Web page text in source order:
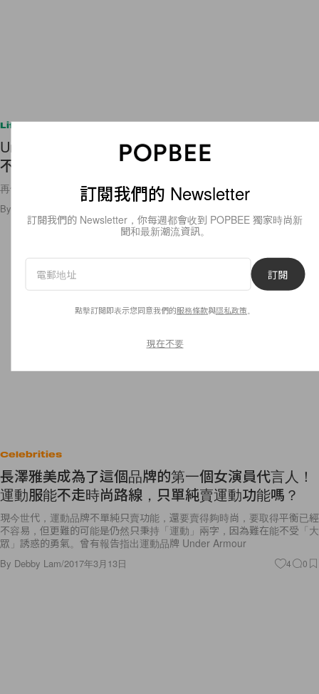
Lifestyle
Under Armour 推出運動專用口罩，以後做運動也
不怕焗壞！
再也沒有放棄運動的原因吧？
By
Celebrities
長澤雅美成為了這個品牌的第一個女演員代言人！
運動服能不走時尚路線，只單純賣運動功能嗎？
現今世代，運動品牌不單純只賣功能，還要賣得夠時尚，要取得平衡已經
不容易，但更難的可能是仍然只秉持「運動」兩字，因為難在能不受「大
眾」誘惑的勇氣。曾有報告指出運動品牌 Under Armour
By Debby Lam/2017年3月13日 4 0
訂閱我們的 Newsletter
訂閱我們的 Newsletter，你每週都會收到 POPBEE 獨家時尚新
聞和最新潮流資訊。
訂閱
點擊訂閱即表示您同意我們的服務條款與隱私政策
現在不要